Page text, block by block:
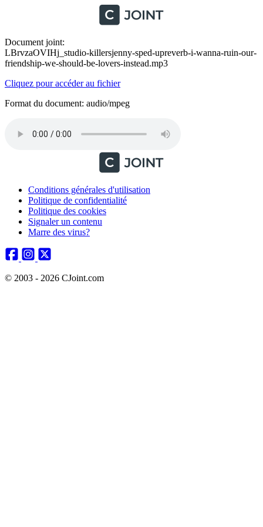
Document joint:
LBrvzaOVIHj_studio-killersjenny-sped-upreverb-i-wanna-ruin-our-
friendship-we-should-be-lovers-instead.mp3
Cliquez pour accéder au fichier
Format du document: audio/mpeg
Conditions générales d'utilisation
Politique de confidentialité
Politique des cookies
Signaler un contenu
Marre des virus?
© 2003 - 2026 CJoint.com